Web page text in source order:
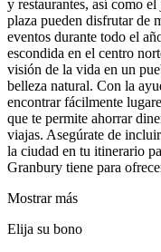
y restaurantes, así como
plaza pueden disfrutar de
eventos durante todo el
escondida en el centro
visión de la vida en un
belleza natural. Con la
encontrar fácilmente
que te permite ahorrar
viajas. Asegúrate de
la ciudad en tu itinerario
Granbury tiene para
Mostrar más
Elija su bono